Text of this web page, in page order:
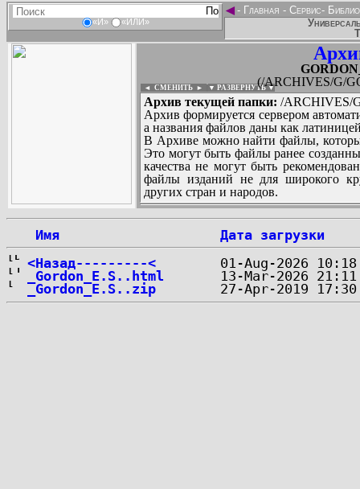
«И» «ИЛИ»
◄- Главная - Сервис-
(/ARCHIVES/G/
◄ СМЕНИТЬ ► ▼ РАЗВЕРНУТЬ ▼
Архив текущей папки: /ARCHIVES/
Архив формируется сервером
а названия файлов даны как
В Архиве можно найти файлы,
Это могут быть файлы ранее
качества не могут быть
файлы изданий не для широкого
других стран и народов.
Имя
Дата загрузки
<Назад---------<
_Gordon_E.S..html
_Gordon_E.S..zip